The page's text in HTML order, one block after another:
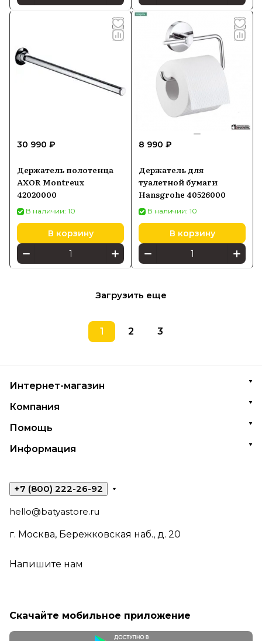
30 990 ₽
Держатель полотенца
AXOR Montreux
42020000
В наличии: 10
В корзину
8 990 ₽
Держатель для
туалетной бумаги
Hansgrohe 40526000
В наличии: 10
В корзину
Загрузить еще
1 2 3
Интернет-магазин
Компания
Помощь
Информация
+7 (800) 222-26-92
hello@batyastore.ru
г. Москва, Бережковская наб., д. 20
Напишите нам
Скачайте мобильное приложение